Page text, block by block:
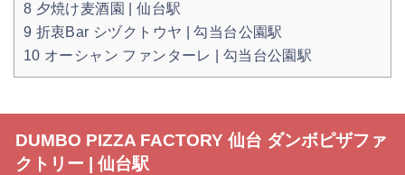
8 夕焼け麦酒園 | 仙台駅
9 折衷Bar シヅクトウヤ | 勾当台公園駅
10 オーシャン ファンターレ | 勾当台公園駅
DUMBO PIZZA FACTORY 仙台 ダンボピザファ
クトリー | 仙台駅